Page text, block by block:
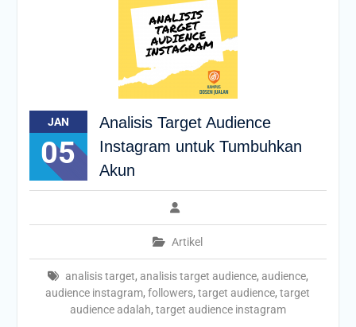
JAN
05
Analisis Target Audience
Instagram untuk Tumbuhkan
Akun
Artikel
analisis target, analisis target audience, audience,
audience instagram,followers,target audience,target
audience adalah, target audience instagram